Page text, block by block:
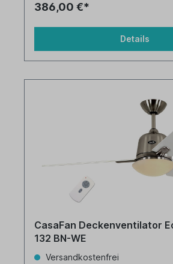
386,00 €*
Details
CasaFan Deckenventilator
132 BN-WE
Versandkostenfrei